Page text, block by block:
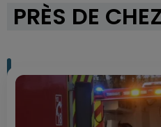
PRÈS DE